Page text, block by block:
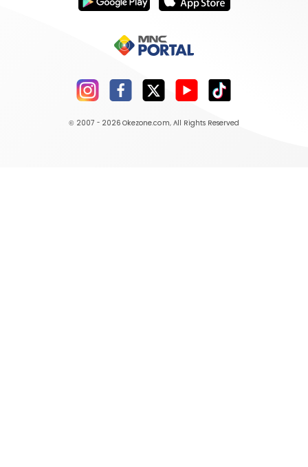
© 2007 - 2026 Okezone.com, All Rights Reserved